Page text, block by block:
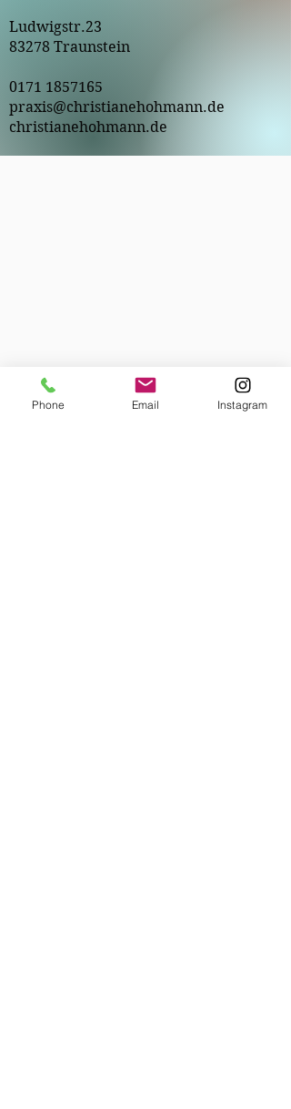
Ludwigstr.23
83278 Traunstein
0171 1857165
praxis@christianehohmann.de
christianehohmann.de
Phone Email Instagram